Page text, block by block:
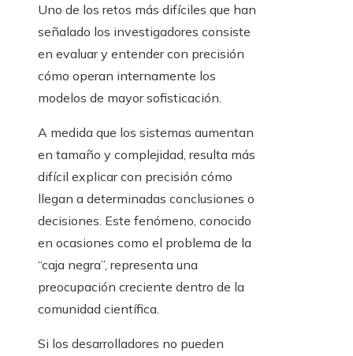
Uno de los retos más difíciles que han
señalado los investigadores consiste
en evaluar y entender con precisión
cómo operan internamente los
modelos de mayor sofisticación.
A medida que los sistemas aumentan
en tamaño y complejidad, resulta más
difícil explicar con precisión cómo
llegan a determinadas conclusiones o
decisiones. Este fenómeno, conocido
en ocasiones como el problema de la
“caja negra”, representa una
preocupación creciente dentro de la
comunidad científica.
Si los desarrolladores no pueden